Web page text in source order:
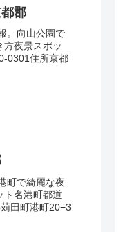
郡
。向山公園で
方夜景スポッ
0301住所京都
町で綺麗な夜
ト名港町都道
田町港町20−3